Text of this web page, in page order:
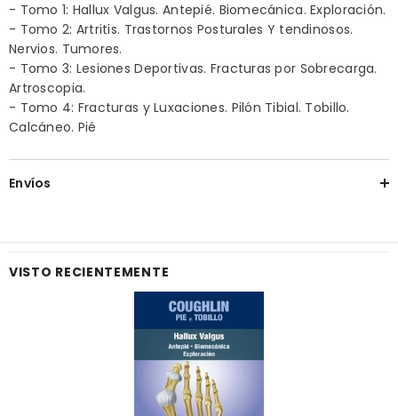
- Tomo 1: Hallux Valgus. Antepié. Biomecánica. Exploración.
- Tomo 2: Artritis. Trastornos Posturales Y tendinosos.
Nervios. Tumores.
- Tomo 3: Lesiones Deportivas. Fracturas por Sobrecarga.
Artroscopia.
- Tomo 4: Fracturas y Luxaciones. Pilón Tibial. Tobillo.
Calcáneo. Pié
Envíos
VISTO RECIENTEMENTE